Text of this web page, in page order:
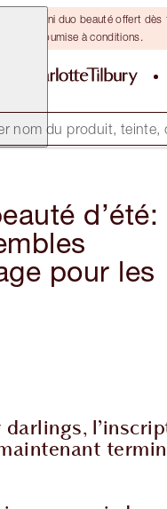
! Un mini duo beauté offert
Offre soumise à conditions.
nom du produit, teinte,
d’été:
pour les
darlings,